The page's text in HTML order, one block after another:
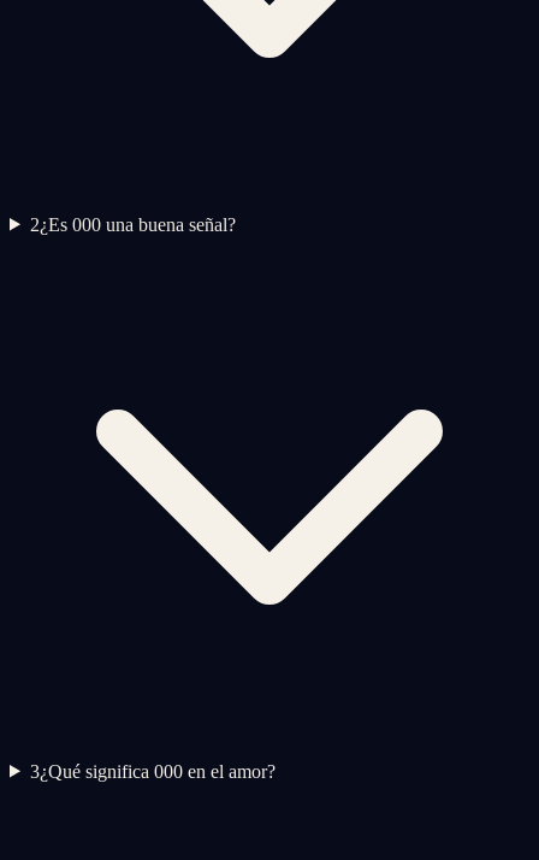
2¿Es 000 una buena señal?
3¿Qué significa 000 en el amor?